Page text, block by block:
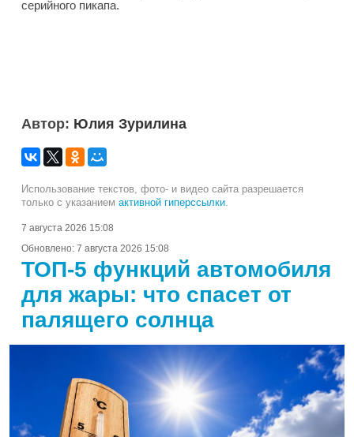
серийного пикапа.
Автор: Юлия Зурилина
Использование текстов, фото- и видео сайта разрешается
только с указанием активной гиперссылки.
7 августа 2026 15:08
Обновлено: 7 августа 2026 15:08
ТОП-5 функций автомобиля
для жары: что спасет от
палящего солнца